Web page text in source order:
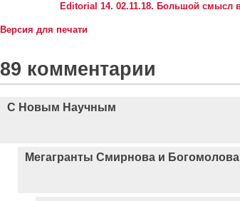
Editorial 14. 02.11.18. Большой смысл
Версия для печати
89 комментарии
С Новым Научным
Мегагранты Смирнова и Богомолова